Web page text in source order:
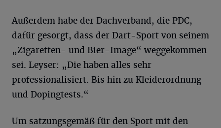
Außerdem habe der Dachverband, die PDC,
dafür gesorgt, dass der Dart-Sport von seinem
„Zigaretten- und Bier-Image“ weggekommen
sei. Leyser: „Die haben alles sehr
professionalisiert. Bis hin zu Kleiderordnung
und Dopingtests.“
Um satzungsgemäß für den Sport mit den